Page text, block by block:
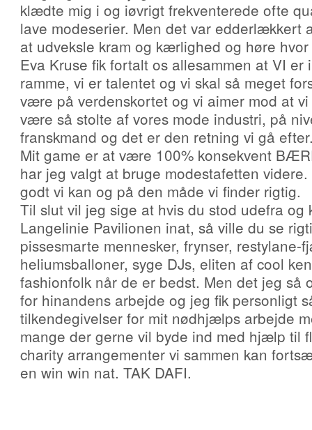
klædte mig i og iøvrigt frekventerede ofte
lave modeserier. Men det var edderlækkert
at udveksle kram og kærlighed og høre
Eva Kruse fik fortalt os allesammen at VI er
ramme, vi er talentet og vi skal så meget
være på verdenskortet og vi aimer mod at
være så stolte af vores mode industri, på
franskmand og det er den retning vi gå
Mit game er at være 100% konsekvent
har jeg valgt at bruge modestafetten
godt vi kan og på den måde vi finder rigtig.
Til slut vil jeg sige at hvis du stod udefra og
Langelinie Pavilionen inat, så ville du se
pissesmarte mennesker, frynser, restylane-
heliumsballoner, syge DJs, eliten af cool
fashionfolk når de er bedst. Men det jeg så
for hinandens arbejde og jeg fik personligt
tilkendegivelser for mit nødhjælps arbejde
mange der gerne vil byde ind med hjælp til
charity arrangementer vi sammen kan
en win win nat. TAK DAFI.